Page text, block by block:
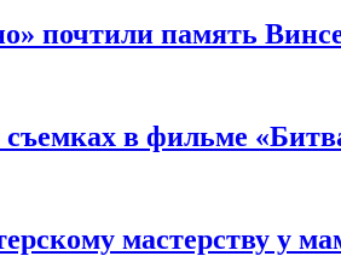
почтили память
в фильме
мастерству у